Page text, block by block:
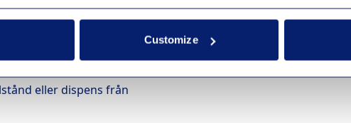
Customize
uppföra master eller större
att störa skyddade
eller dispens från